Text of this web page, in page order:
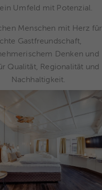
Umfeld mit Potenzial.
Menschen mit Herz für
Gastfreundschaft,
Denken und
Qualität, Regionalität und
Nachhaltigkeit.